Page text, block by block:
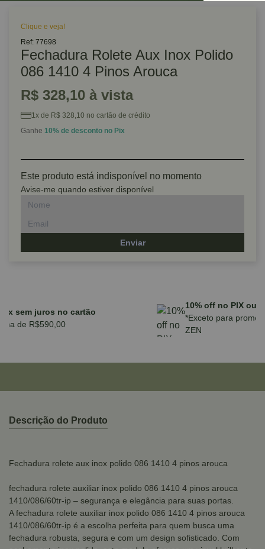
Clique e veja!
Ref: 77698
Fechadura Rolete Aux Inox Polido
086 1410 4 Pinos Arouca
R$ 328,10 à vista
1x de R$ 328,10 no cartão de crédito
Ganhe 10% de desconto no Pix
Este produto está indisponível no momento
Avise-me quando estiver disponível
Enviar
Parcele em até 10x sem juros no cartão
para compras acima de R$590,00
Descrição do Produto
Fechadura rolete aux inox polido 086 1410 4 pinos arouca
fechadura rolete auxiliar inox polido 086 1410 4 pinos arouca
1410/086/60tr-ip – segurança e elegância para suas portas.
A fechadura rolete auxiliar inox polido 086 1410 4 pinos arouca
1410/086/60tr-ip é a escolha perfeita para quem busca uma
fechadura robusta, segura e com um design sofisticado. Com